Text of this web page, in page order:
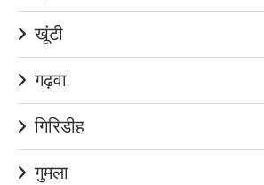
खूंटी
गढ़वा
गिरिडीह
गुमला